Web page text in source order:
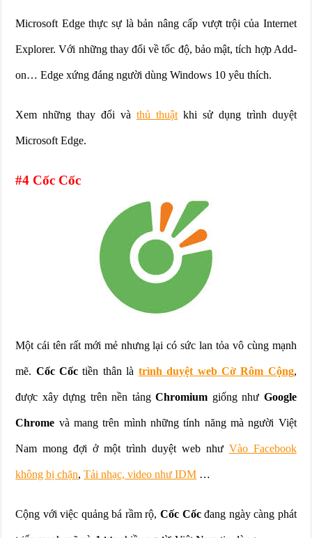
Microsoft Edge thực sự là bản nâng cấp vượt trội của Internet
Explorer. Với những thay đổi về tốc độ, bảo mật, tích hợp Add-
on… Edge xứng đáng người dùng Windows 10 yêu thích.
Xem những thay đổi vàthủ thuậtkhi sử dụng trình duyệt
Microsoft Edge.
#4 Cốc Cốc
Một cái tên rất mới mẻ nhưng lại có sức lan tỏa vô cùng mạnh
mẽ. Cốc Cốc tiền thân là trình duyệt web Cờ Rôm Cộng,
được xây dựng trên nền tảngChromium giống như Google
Chrome và mang trên mình những tính năng mà người Việt
Nam mong đợi ở một trình duyệt web như Vào Facebook
không bị chặn,Tải nhạc, video như IDM …
Cộng với việc quảng bá rầm rộ,Cốc Cốcđang ngày càng phát